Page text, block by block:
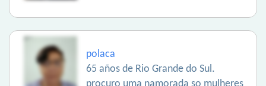
polaca
65 años de Rio Grande do Sul.